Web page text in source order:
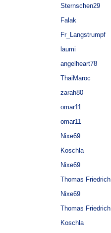
Sternschen29
Falak
Fr_Langstrumpf
laumi
angelheart78
ThaiMaroc
zarah80
omar11
omar11
Nixe69
Koschla
Nixe69
Thomas Friedrich
Nixe69
Thomas Friedrich
Koschla